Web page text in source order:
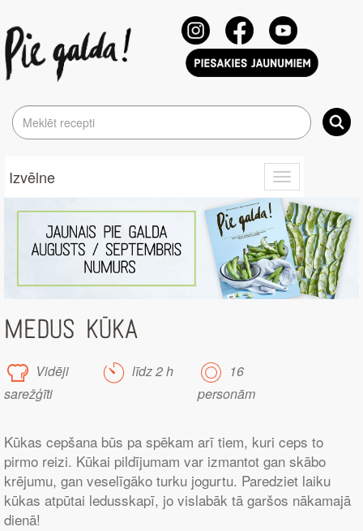
Toggle
navigation
Izvēlne
MEDUS KŪKA
Vidēji
sarežģīti
līdz 2 h
16
personām
Kūkas cepšana būs pa spēkam arī tiem, kuri ceps to
pirmo reizi. Kūkai pildījumam var izmantot gan skābo
krējumu, gan veselīgāko turku jogurtu. Paredziet laiku
kūkas atpūtai ledusskapī, jo vislabāk tā garšos nākamajā
dienā!